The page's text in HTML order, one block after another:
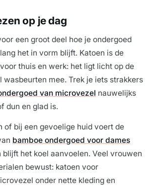
op je dag
een groot deel hoe je ondergoed
het in vorm blijft. Katoen is de
thuis en werk: het ligt licht op de
wasbeurten mee. Trek je iets strakkers
van microvezel nauwelijks
dun en glad is.
of bij een gevoelige huid voert de
bamboe ondergoed voor dames
het koel aanvoelen. Veel vrouwen
bewust: katoen voor
onder nette kleding en